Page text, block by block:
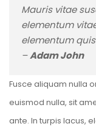
Mauris vitae
elementum
elementum
–Adam John
Fusce aliquam nulla
euismod nulla, sit
ante. In turpis lacus,